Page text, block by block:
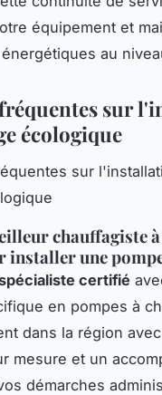
équipement et
au
sur
écologique
chauffagiste
une
certifié
en pompes à
dans la région
mesure et un
démarches